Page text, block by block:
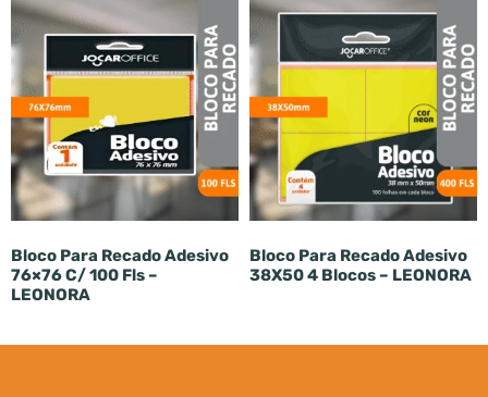
Bloco Para Recado Adesivo
76×76 C/ 100 Fls –
LEONORA
Bloco Para Recado Adesivo
38X50 4 Blocos – LEONORA